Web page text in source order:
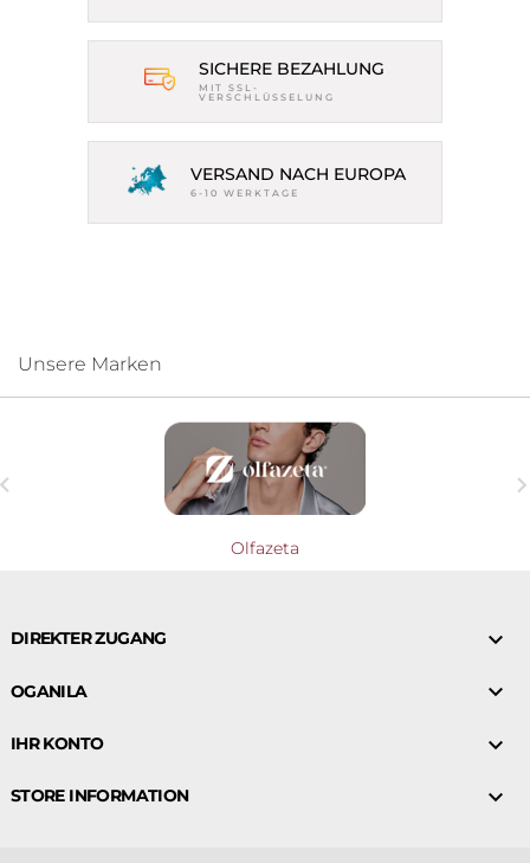
SICHERE BEZAHLUNG
MIT SSL-
VERSCHLÜSSELUNG
VERSAND NACH EUROPA
6-10 WERKTAGE
Unsere Marken
Olfazeta
DIREKTER ZUGANG 
OGANILA 
IHR KONTO 
STORE INFORMATION 